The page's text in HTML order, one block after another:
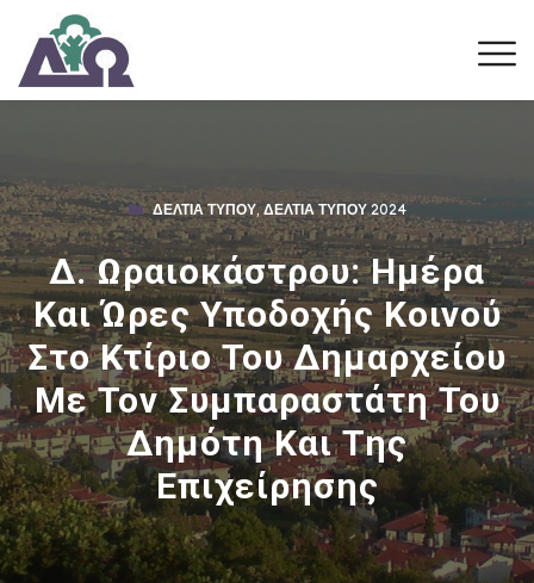
ΔΕΛΤΊΑ ΤΎΠΟΥ, ΔΕΛΤΊΑ ΤΎΠΟΥ 2024
Δ. Ωραιοκάστρου: Ημέρα
Και Ώρες Υποδοχής Κοινού
Στο Κτίριο Του Δημαρχείου
Με Τον Συμπαραστάτη Του
Δημότη Και Της
Επιχείρησης